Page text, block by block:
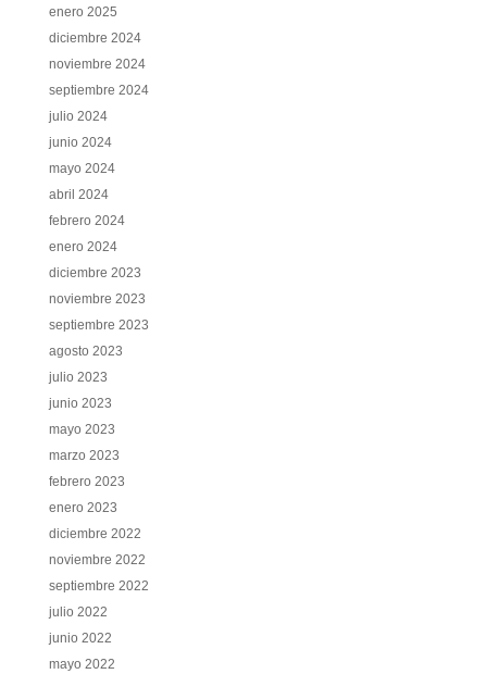
enero 2025
diciembre 2024
noviembre 2024
septiembre 2024
julio 2024
junio 2024
mayo 2024
abril 2024
febrero 2024
enero 2024
diciembre 2023
noviembre 2023
septiembre 2023
agosto 2023
julio 2023
junio 2023
mayo 2023
marzo 2023
febrero 2023
enero 2023
diciembre 2022
noviembre 2022
septiembre 2022
julio 2022
junio 2022
mayo 2022